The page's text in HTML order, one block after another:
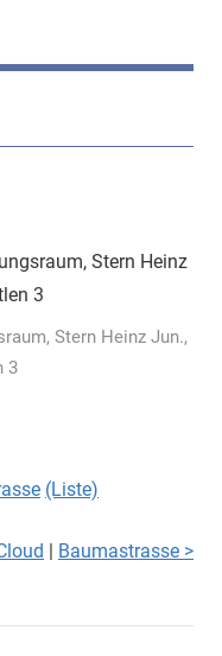
Stern Heinz Jun.,
3
(Liste)
| Baumastrasse >